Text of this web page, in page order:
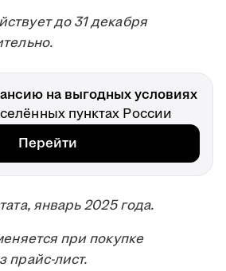
до 31 декабря
на выгодных условиях
пунктах России
Перейти
январь 2025 года.
при покупке
прайс-лист.